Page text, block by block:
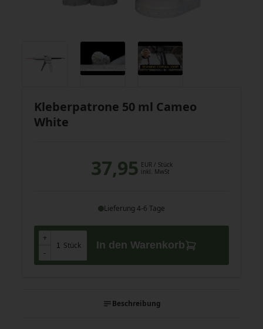
Kleberpatrone 50 ml Cameo
White
37,95 EUR/ Stück
inkl. MwSt
Lieferung 4-6 Tage
+
-
Stück
+
-
In den Warenkorb
Beschreibung